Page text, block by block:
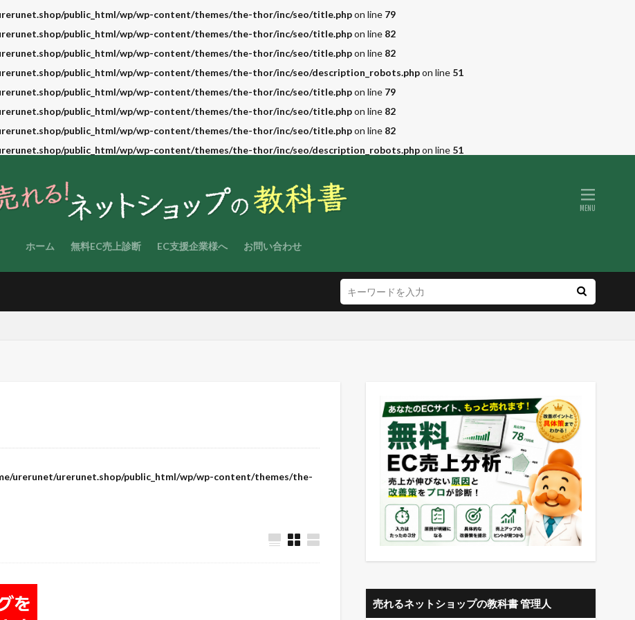
public_html/wp/wp-content/themes/the-thor/inc/seo/title.phpon line 79
public_html/wp/wp-content/themes/the-thor/inc/seo/title.phpon line 82
public_html/wp/wp-content/themes/the-thor/inc/seo/title.phpon line 82
public_html/wp/wp-content/themes/the-thor/inc/seo/description_robots.phpon line 51
public_html/wp/wp-content/themes/the-thor/inc/seo/title.phpon line 79
public_html/wp/wp-content/themes/the-thor/inc/seo/title.phpon line 82
public_html/wp/wp-content/themes/the-thor/inc/seo/title.phpon line 82
public_html/wp/wp-content/themes/the-thor/inc/seo/description_robots.phpon line 51
ホーム 無料EC売上診断 EC支援企業様へ お問い合わせ
urerunet/urerunet.shop/public_html/wp/wp-content/themes/the-
売れるネットショップの教科書 管理人